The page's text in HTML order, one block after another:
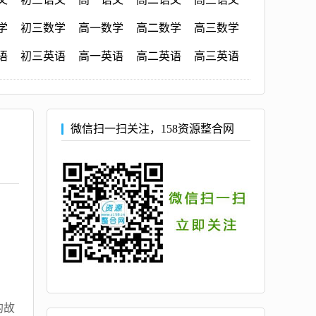
初三数学 高一数学 高二数学 高三数学
初三英语 高一英语 高二英语 高三英语
故
微信扫一扫关注，158资源整合网